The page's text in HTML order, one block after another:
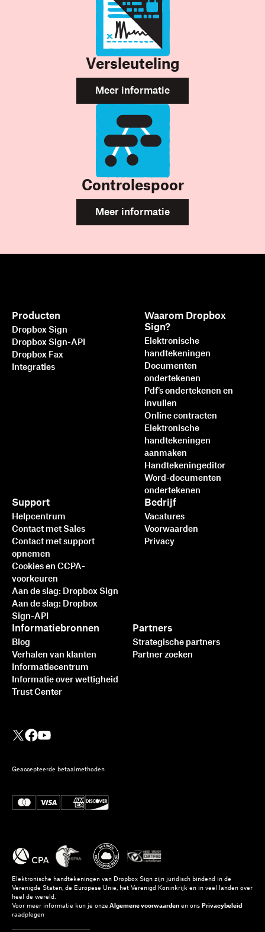
Versleuteling
Meer informatie
Controlespoor
Meer informatie
Producten
Dropbox Sign
Dropbox Sign-API
Dropbox Fax
Integraties
Waarom Dropbox
Sign?
Elektronische
handtekeningen
Documenten
ondertekenen
Pdf's ondertekenen en
invullen
Online contracten
Elektronische
handtekeningen
aanmaken
Handtekeningeditor
Word-documenten
ondertekenen
Support
Helpcentrum
Contact met Sales
Contact met support
opnemen
Cookies en CCPA-
voorkeuren
Aan de slag: Dropbox Sign
Aan de slag: Dropbox
Sign-API
Informatiebronnen
Blog
Verhalen van klanten
Informatiecentrum
Informatie over wettigheid
Trust Center
Partners
Strategische partners
Partner zoeken
Bedrijf
Vacatures
Voorwaarden
Privacy
Geaccepteerde betaalmethoden
Elektronische handtekeningen van Dropbox Sign zijn juridisch bindend in de
Verenigde Staten, de Europese Unie, het Verenigd Koninkrijk en in veel landen over
heel de wereld.
Voor meer informatie kun je onze Algemene voorwaarden en ons Privacybeleid
raadplegen